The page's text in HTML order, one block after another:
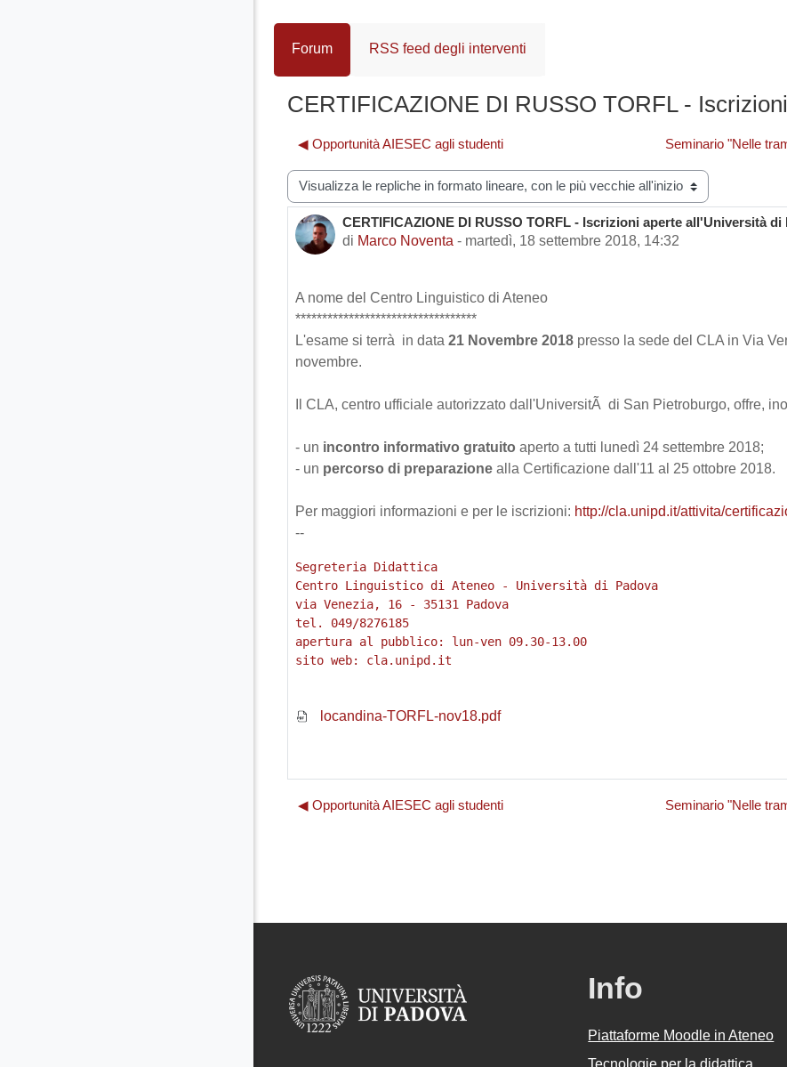
Forum RSS feed degli interventi
CERTIFICAZIONE DI RUSSO TORFL -
◀︎ Opportunità AIESEC agli studenti Seminario "Nelle
Modalità visualizzazione
CERTIFICAZIONE DI RUSSO TORFL - Iscrizioni aperte all'Università di
di Marco Noventa - martedì, 18 settembre 2018, 14:32
Numero di risposte: 0
A nome del Centro Linguistico di Ateneo
**********************************
L'esame si terrà in data 21 Novembre 2018 presso la sede del CLA in Via
novembre.
Il CLA, centro ufficiale autorizzato dall'UniversitÃ di San Pietroburgo, offre,
- un incontro informativo gratuito aperto a tutti lunedì 24 settembre 2018;
- un percorso di preparazione alla Certificazione dall'11 al 25 ottobre 2018.
Per maggiori informazioni e per le iscrizioni: http://cla.unipd.it/attivita/
--
Segreteria Didattica
Centro Linguistico di Ateneo - Università di Padova
via Venezia, 16 - 35131 Padova
tel. 049/8276185
apertura al pubblico: lun-ven 09.30-13.00
locandina-TORFL-nov18.pdf
◀︎ Opportunità AIESEC agli studenti Seminario "Nelle
Info
Piattaforme Moodle in Ateneo
Tecnologie per la didattica